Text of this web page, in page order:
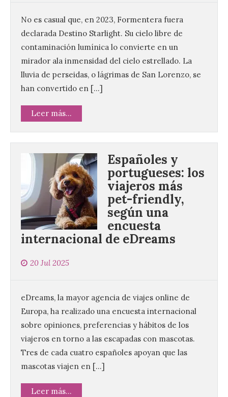
No es casual que, en 2023, Formentera fuera
declarada Destino Starlight. Su cielo libre de
contaminación lumínica lo convierte en un
mirador ala inmensidad del cielo estrellado. La
lluvia de perseidas, o lágrimas de San Lorenzo, se
han convertido en […]
Leer más...
Españoles y
portugueses: los
viajeros más
pet-friendly,
según una
encuesta
internacional de eDreams
20 Jul 2025
eDreams, la mayor agencia de viajes online de
Europa, ha realizado una encuesta internacional
sobre opiniones, preferencias y hábitos de los
viajeros en torno a las escapadas con mascotas.
Tres de cada cuatro españoles apoyan que las
mascotas viajen en […]
Leer más...